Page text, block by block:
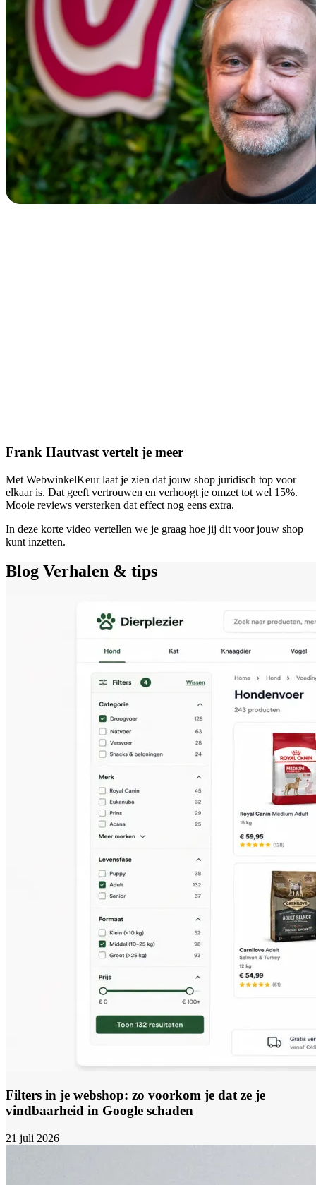
Frank Hautvast vertelt je meer
Met WebwinkelKeur laat je zien dat jouw shop juridisch top voor
elkaar is. Dat geeft vertrouwen en verhoogt je omzet tot wel 15%.
Mooie reviews versterken dat effect nog eens extra.
In deze korte video vertellen we je graag hoe jij dit voor jouw shop
kunt inzetten.
Blog Verhalen & tips
Filters in je webshop: zo voorkom je dat ze je
vindbaarheid in Google schaden
21 juli 2026